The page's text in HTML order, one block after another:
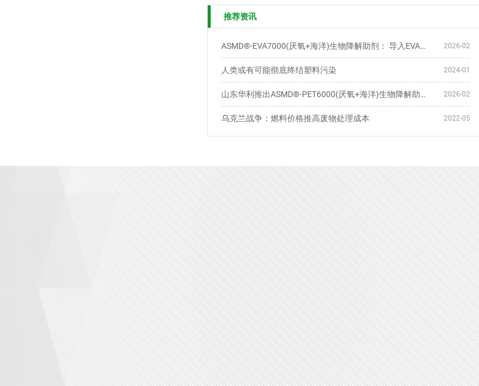
推荐资讯
2026-02
ASMD®-EVA7000(厌氧+海洋)生物降解助剂： 导入EVA塑料生物降解创新
2024-01
人类或有可能彻底终结塑料污染
2026-02
山东华利推出ASMD®-PET6000(厌氧+海洋)生物降解助剂， 创新地解决
2022-05
乌克兰战争：燃料价格推高废物处理成本
ABS（厌氧+海洋）微生物降解母粒
PE（厌氧+海洋）微生物降解母粒
PVC（厌氧+海洋）微生物降解母粒
PETG（厌氧+海洋）微生物降解母粒
TPU（厌氧+海洋）微生物降解母粒
EVA（厌氧+海洋）微生物降解母粒
PET（厌氧+海洋）微生物降解母粒
光氧微生物降解母粒
降解案例
电器电子
化妆品
食品包装
生活用品
塑料袋
渔具浮漂
物流快递
酒店用品
薄膜行业
服装鞋业
吸塑片材
复合软包装
文体玩具
医用材料
纸类涂层
降解研发
其他应用
新闻中心
企业动态
行业新闻
标准法规
专家观点
学术视野